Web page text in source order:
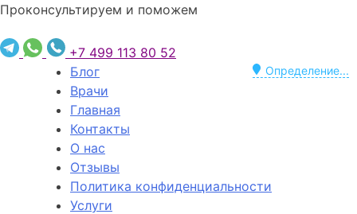
Проконсультируем и поможем
+7 499 113 80 52
Определение...
Блог
Врачи
Главная
Контакты
О нас
Отзывы
Политика конфиденциальности
Услуги